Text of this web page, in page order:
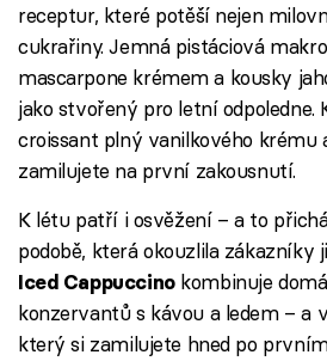
receptur, které potěší nejen
cukrařiny. Jemná pistáciová
mascarpone krémem a kousky
jako stvořený pro letní odpoledne.
croissant plný vanilkového krému
zamilujete na první zakousnutí.
K létu patří i osvěžení – a to
podobě, která okouzlila zákazníky
Iced Cappuccinokombinuje
konzervantů s kávou a ledem – a
který si zamilujete hned po